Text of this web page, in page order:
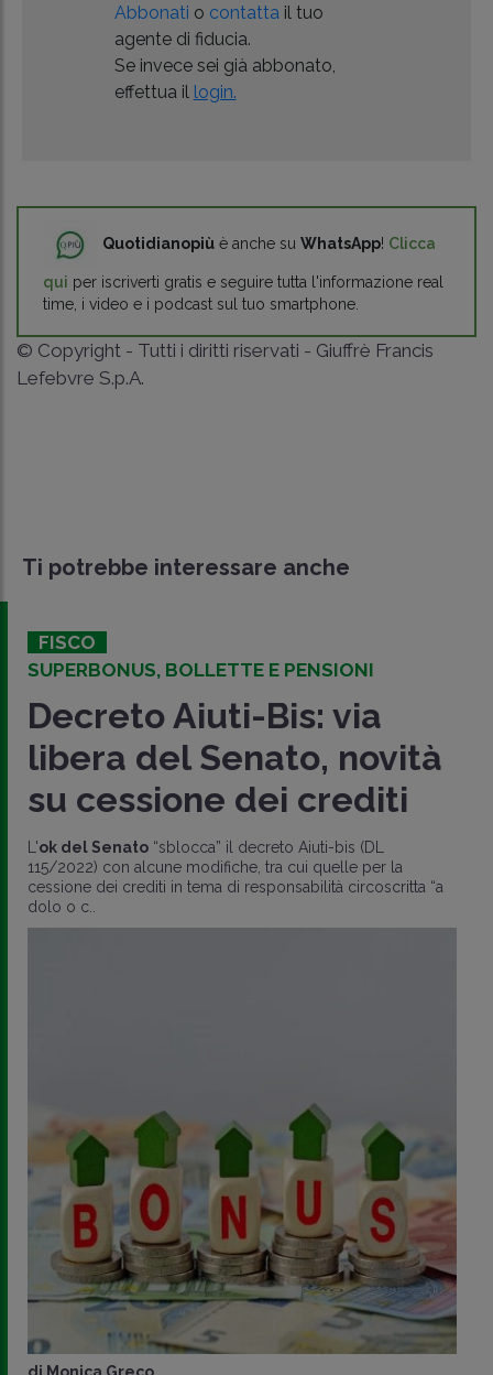
Abbonati o contatta il tuo
agente di fiducia.
Se invece sei già abbonato,
effettua il login.
Quotidianopiù è anche su WhatsApp! Clicca
qui per iscriverti gratis e seguire tutta l'informazione real
time, i video e i podcast sul tuo smartphone.
© Copyright - Tutti i diritti riservati - Giuffrè Francis
Lefebvre S.p.A.
Ti potrebbe interessare anche
FISCO
SUPERBONUS, BOLLETTE E PENSIONI
Decreto Aiuti-Bis: via
libera del Senato, novità
su cessione dei crediti
L'ok del Senato “sblocca” il decreto Aiuti-bis (DL
115/2022) con alcune modifiche, tra cui quelle per la
cessione dei crediti in tema di responsabilità circoscritta “a
dolo o c..
di Monica Greco